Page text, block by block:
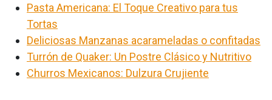
Pasta Americana: El Toque Creativo para tus
Tortas
Deliciosas Manzanas acarameladas o confitadas
Turrón de Quaker: Un Postre Clásico y Nutritivo
Churros Mexicanos: Dulzura Crujiente